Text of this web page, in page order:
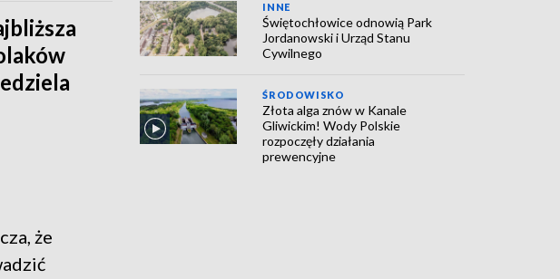
że
INNE
Świętochłowice odnowią Park
Jordanowski i Urząd Stanu
Cywilnego
ŚRODOWISKO
Złota alga znów w Kanale
Gliwickim! Wody Polskie
rozpoczęły działania
prewencyjne